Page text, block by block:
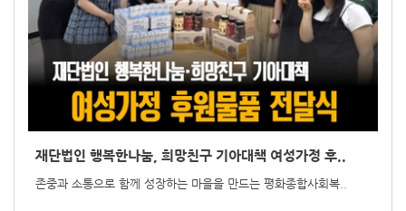
재단법인 행복한나눔, 희망친구 기아대책 여성가정 후..
존중과 소통으로 함께 성장하는 마을을 만드는 평화종합사회복..